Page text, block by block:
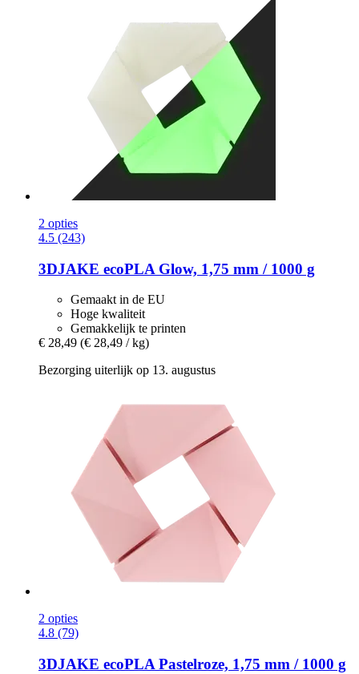
2 opties
4.5 (243)
3DJAKE ecoPLA Glow, 1,75 mm / 1000 g
Gemaakt in de EU
Hoge kwaliteit
Gemakkelijk te printen
€ 28,49 (€ 28,49 / kg)
Bezorging uiterlijk op 13. augustus
2 opties
4.8 (79)
3DJAKE ecoPLA Pastelroze, 1,75 mm / 1000 g